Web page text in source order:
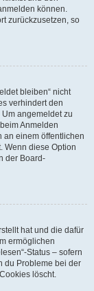
können.
zurückzusetzen, so
bleiben“ nicht
verhindert den
angemeldet zu
Anmelden
an einem öffentlichen
Wenn diese Option
der Board-
hat und die dafür
ermöglichen
Status – sofern
du Probleme bei der
löscht.